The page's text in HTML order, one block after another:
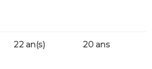
22 an(s) 20 ans